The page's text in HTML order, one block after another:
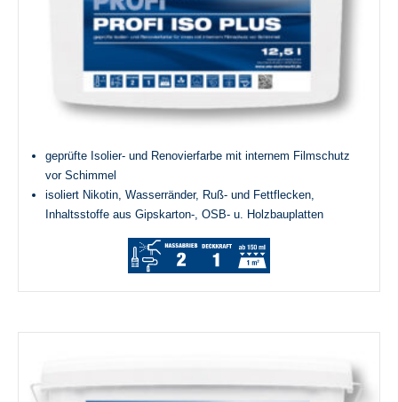
geprüfte Isolier- und Renovierfarbe mit internem Filmschutz
vor Schimmel
isoliert Nikotin, Wasserränder, Ruß- und Fettflecken,
Inhaltsstoffe aus Gipskarton-, OSB- u. Holzbauplatten